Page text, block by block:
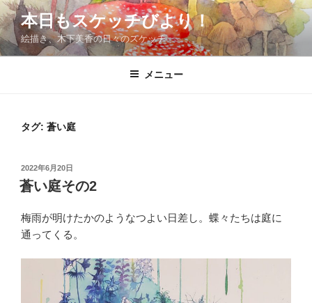
コ
ン
テ
ン
本日もスケッチびより！
絵描き、木下美香の日々のスケッチ
メニュー
タグ: 蒼い庭
投
稿
日:
2022年6月20日
蒼い庭その2
梅雨が明けたかのようなつよい日差し。蝶々たちは庭に
通ってくる。